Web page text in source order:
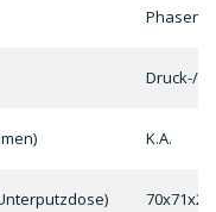
Druck-/
K.A.